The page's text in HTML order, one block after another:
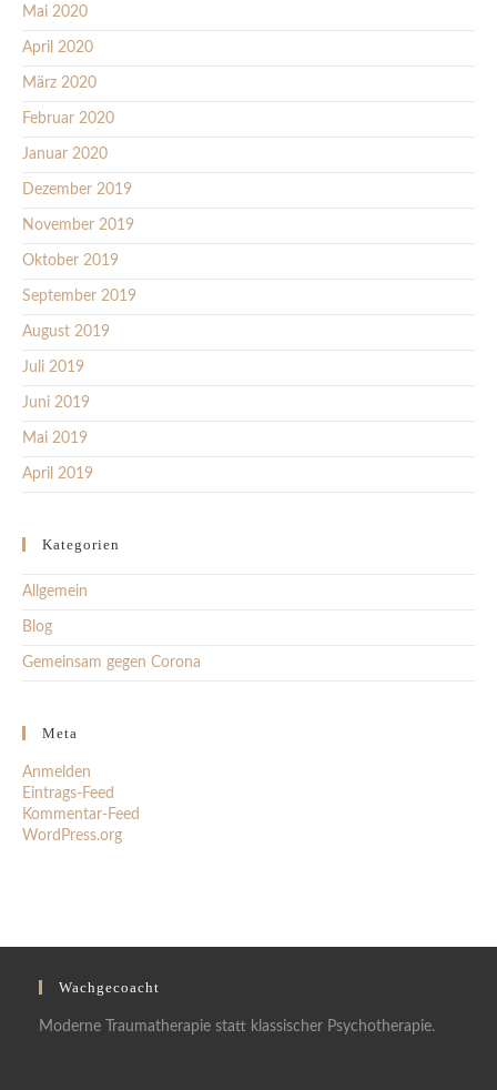
Mai 2020
April 2020
März 2020
Februar 2020
Januar 2020
Dezember 2019
November 2019
Oktober 2019
September 2019
August 2019
Juli 2019
Juni 2019
Mai 2019
April 2019
Kategorien
Allgemein
Blog
Gemeinsam gegen Corona
Meta
Anmelden
Eintrags-Feed
Kommentar-Feed
WordPress.org
Wachgecoacht
Moderne Traumatherapie statt klassischer Psychotherapie.